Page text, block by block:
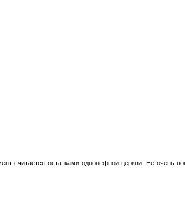
считается остатками однонефной церкви. Не очень